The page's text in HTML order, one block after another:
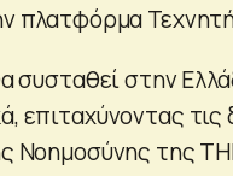
πλατφόρμα
συσταθεί στην
επιταχύνοντας
Νοημοσύνης της